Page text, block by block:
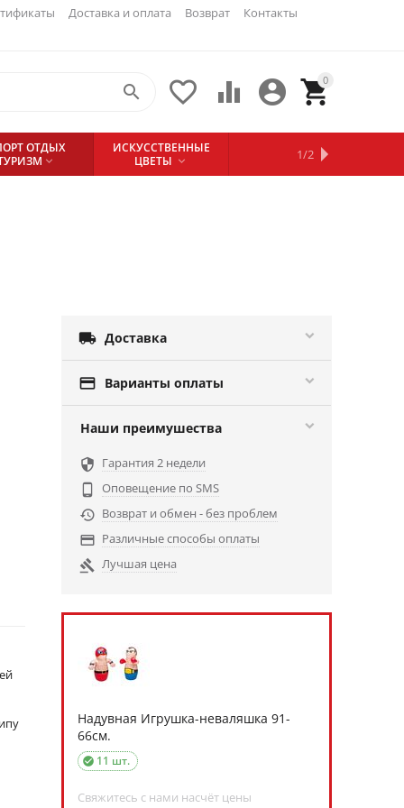
Доставка и оплата Возврат Контакты
0


 

ОТДЫХ

ИСКУССТВЕННЫЕ
ЦВЕТЫ 
ФЕЙЕРВЕРК-
КОНТАКТЫ
БАССЕЙНЫ
АКСЕССУАРЫ

ОТДЫХА И1/2
 Доставка
 Варианты оплаты
Наши преимушества
 Гарантия 2 недели

Оповещение по SMS
 Возврат и обмен - без проблем
 Различные способы оплаты
 Лучшая цена
Надувная Игрушка-неваляшка 91-
66см.
11 шт.

Свяжитесь с нами насчёт цены